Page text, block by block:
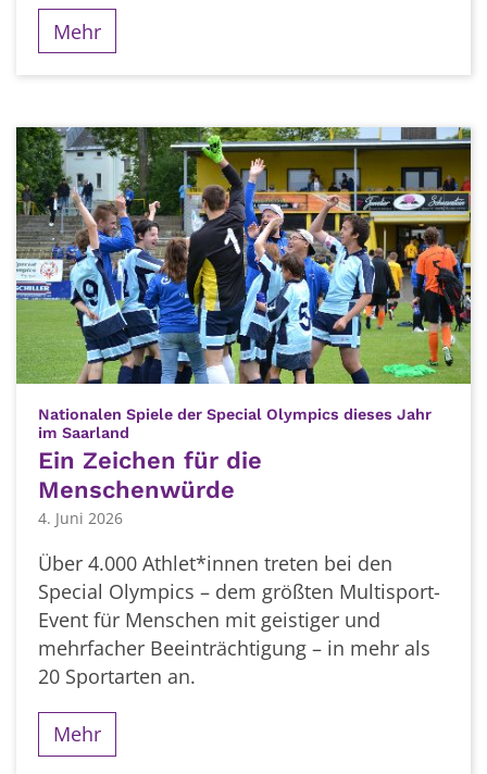
Mehr
Nationalen Spiele der Special Olympics dieses Jahr
im Saarland
Ein Zeichen für die
Menschenwürde
4. Juni 2026
Über 4.000 Athlet*innen treten bei den
Special Olympics – dem größten Multisport-
Event für Menschen mit geistiger und
mehrfacher Beeinträchtigung – in mehr als
20 Sportarten an.
Mehr